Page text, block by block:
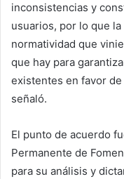
inconsistencias y
usuarios, por lo que
normatividad que
que hay para
existentes en favor
señaló.
El punto de acuerdo
Permanente de
para su análisis y